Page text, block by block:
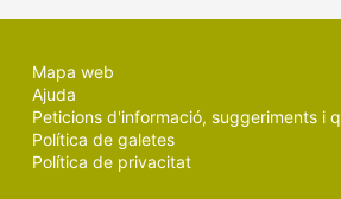
Mapa web
Ajuda
Peticions d'informació, suggeriments i
Política de galetes
Política de privacitat